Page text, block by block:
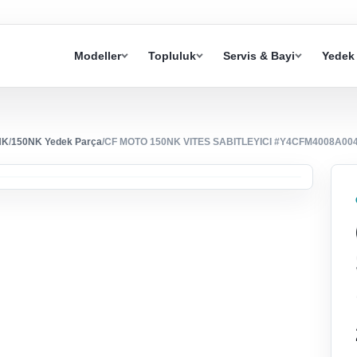
Modeller Topluluk Servis & Bayi
/150NK Yedek Parça/CF MOTO 150NK VITES SABITLEYICI